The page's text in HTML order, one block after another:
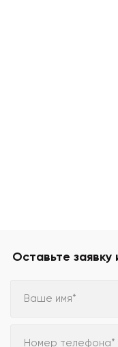
Оставьте
Ваше имя*
Номер телефона*